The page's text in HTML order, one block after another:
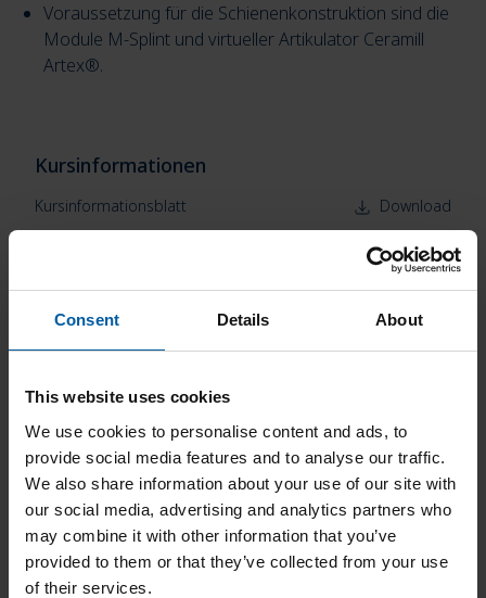
Consent Details About
This website uses cookies
We use cookies to personalise content and ads, to
provide social media features and to analyse our traffic.
We also share information about your use of our site with
our social media, advertising and analytics partners who
may combine it with other information that you’ve
provided to them or that they’ve collected from your use
of their services.
Voraussetzung für die Schienenkonstruktion sind die
Module M-Splint und virtueller Artikulator Ceramill
Artex®.
Kursinformationen
Kursinformationsblatt
Download
50 EUR
Kontakt
Eindrücke